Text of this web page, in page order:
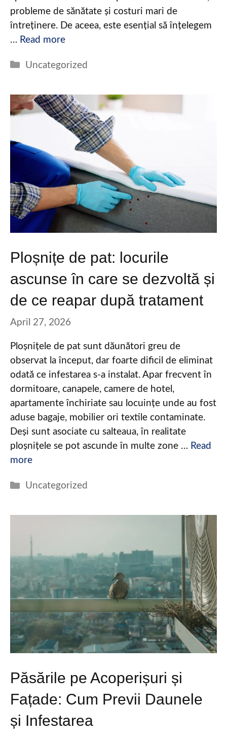
probleme de sănătate și costuri mari de
întreținere. De aceea, este esențial să înțelegem
… Read more
Categories
Uncategorized
Ploșnițe de pat: locurile
ascunse în care se dezvoltă și
de ce reapar după tratament
April 27, 2026
Ploșnițele de pat sunt dăunători greu de
observat la început, dar foarte dificil de eliminat
odată ce infestarea s-a instalat. Apar frecvent în
dormitoare, canapele, camere de hotel,
apartamente închiriate sau locuințe unde au fost
aduse bagaje, mobilier ori textile contaminate.
Deși sunt asociate cu salteaua, în realitate
ploșnițele se pot ascunde în multe zone … Read
more
Categories
Uncategorized
Păsările pe Acoperișuri și
Fațade: Cum Previi Daunele
și Infestarea